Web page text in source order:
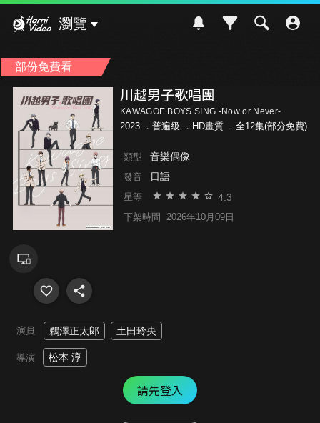
瀏覽
部份免費看
川越男子歌唱團
KAWAGOE BOYS SING -Now or Never-
2023 ． 普遍級 ．HD畫質 ．全12集(部分免費)
類型 音樂偶像
發音 日語
星等 4.3
下架時間 2026年10月09日
演員 鵜澤正太郎 土田玲央
導演 松本 淳
請先登入